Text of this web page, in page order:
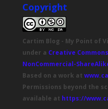
Copyright
Cartim Blog - My Point of
under a Creative
NonCommercial-
Based on a work at
Permissions beyond the
available at https://